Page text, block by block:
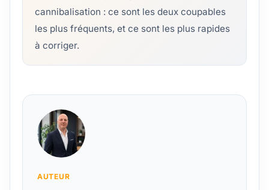
cannibalisation : ce sont les deux coupables
les plus fréquents, et ce sont les plus rapides
à corriger.
AUTEUR